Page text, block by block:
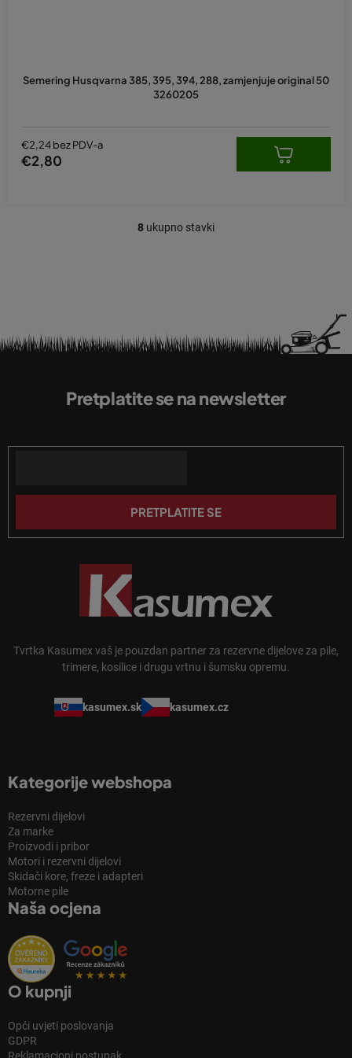
Semering Husqvarna 385, 395, 394, 288, zamjenjuje original 50
3260205
€2,24 bez PDV-a
€2,80
K
l
e
s
a
a
8 ukupno stavki
o
Tvrtka Kasumex vaš je pouzdan partner za rezervne dijelove za pile,
trimere, kosilice i drugu vrtnu i šumsku opremu.
kasumex.sk kasumex.cz
Kategorije webshopa
Rezervni dijelovi
Za marke
Proizvodi i pribor
Motori i rezervni dijelovi
Skidači kore, freze i adapteri
Motorne pile
Naša ocjena
O kupnji
Opći uvjeti poslovanja
GDPR
Pretplatite se na newsletter
PRETPLATITE SE